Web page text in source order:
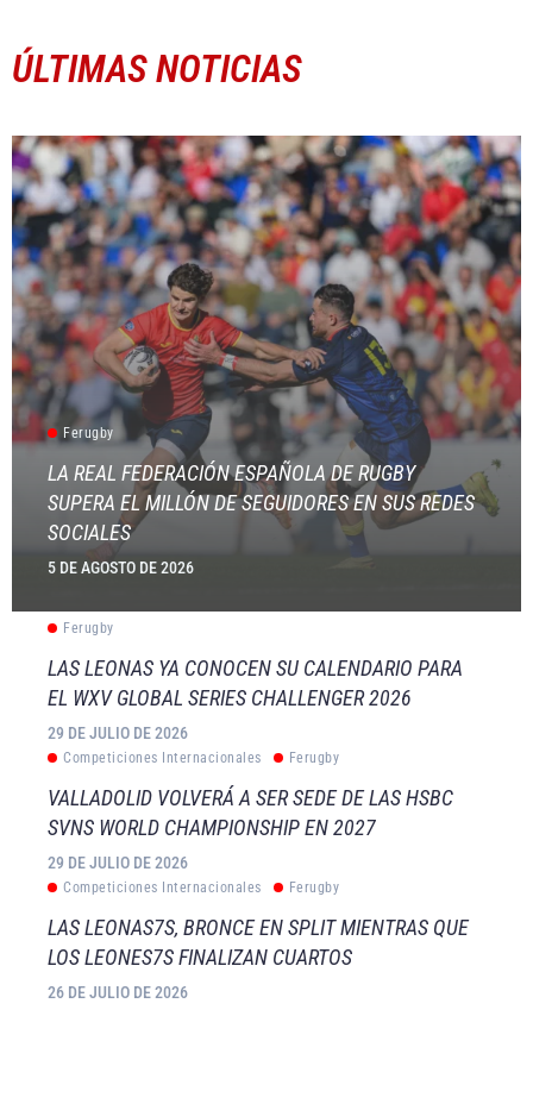
ÚLTIMAS NOTICIAS
Ferugby
LA REAL FEDERACIÓN ESPAÑOLA DE RUGBY
SUPERA EL MILLÓN DE SEGUIDORES EN SUS REDES
SOCIALES
5 DE AGOSTO DE 2026
Ferugby
LAS LEONAS YA CONOCEN SU CALENDARIO PARA
EL WXV GLOBAL SERIES CHALLENGER 2026
29 DE JULIO DE 2026
Competiciones Internacionales Ferugby
VALLADOLID VOLVERÁ A SER SEDE DE LAS HSBC
SVNS WORLD CHAMPIONSHIP EN 2027
29 DE JULIO DE 2026
Competiciones Internacionales Ferugby
LAS LEONAS7S, BRONCE EN SPLIT MIENTRAS QUE
LOS LEONES7S FINALIZAN CUARTOS
26 DE JULIO DE 2026